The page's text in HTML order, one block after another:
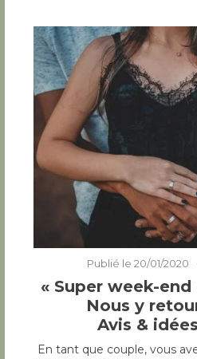
Publié le 20/01/2020
« Super week-
Nous y
Avis &
En tant que couple, vous